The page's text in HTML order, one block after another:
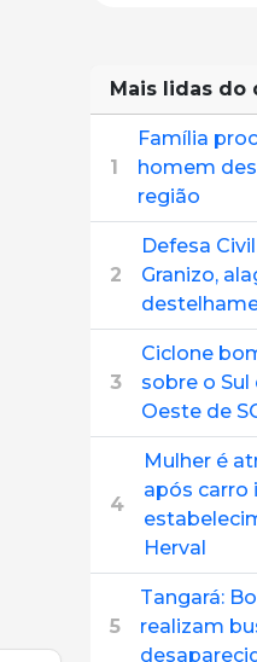
Mais lidas do
1
Família
homem
região
2
Defesa
Granizo,
3
Ciclone
sobre o Sul
Oeste de
4
Mulher é
após carro
Herval
5
Tangará:
realizam